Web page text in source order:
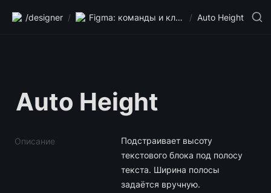
/designer / Figma: команды и клавиши / Auto Height
Auto Height
Описание
Подстраивает высоту
текстового блока под полосу
текста. Ширина полосы